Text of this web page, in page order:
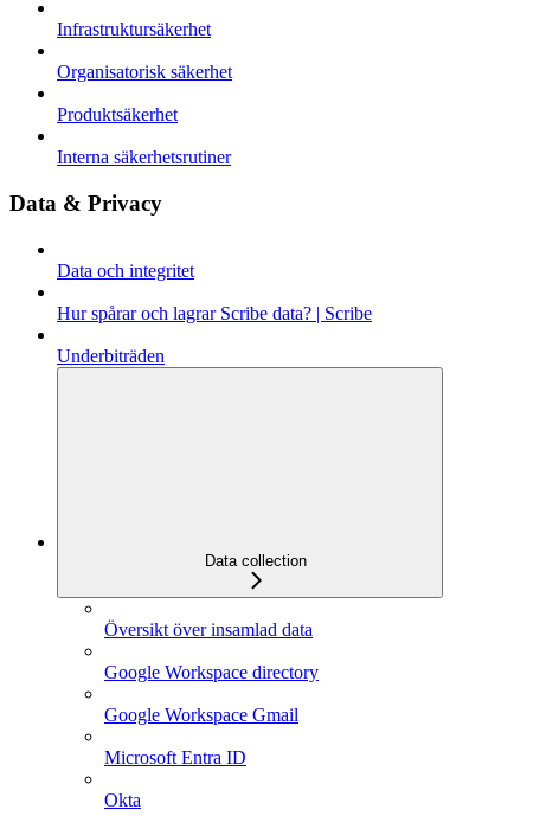
Infrastruktursäkerhet
Organisatorisk säkerhet
Produktsäkerhet
Interna säkerhetsrutiner
Data & Privacy
Data och integritet
Hur spårar och lagrar Scribe data? | Scribe
Underbiträden
Data collection
Översikt över insamlad data
Google Workspace directory
Google Workspace Gmail
Microsoft Entra ID
Okta